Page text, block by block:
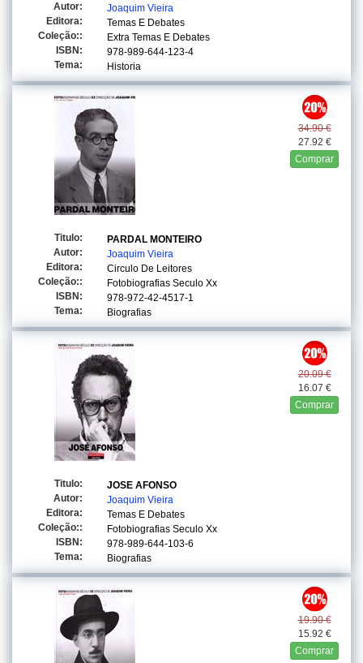
Autor:
Joaquim Vieira
Editora:
Temas E Debates
Coleção::
Extra Temas E Debates
ISBN:
978-989-644-123-4
Tema:
Historia
34.90 €
27.92 €
Comprar
Titulo:
PARDAL MONTEIRO
Autor:
Joaquim Vieira
Editora:
Circulo De Leitores
Coleção::
Fotobiografias Seculo Xx
ISBN:
978-972-42-4517-1
Tema:
Biografias
20.09 €
16.07 €
Comprar
Titulo:
JOSE AFONSO
Autor:
Joaquim Vieira
Editora:
Temas E Debates
Coleção::
Fotobiografias Seculo Xx
ISBN:
978-989-644-103-6
Tema:
Biografias
19.90 €
15.92 €
Comprar